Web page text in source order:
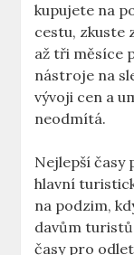
kupujete na
cestu, zkuste
až tři měsíce
nástroje na
vývoji cen a
neodmítá.
Nejlepší časy
hlavní
na podzim,
davům
časy pro